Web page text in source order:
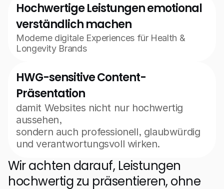
Hochwertige Leistungen emotional
verständlich machen
Moderne digitale Experiences für Health &
Longevity Brands
HWG-sensitive Content-
Präsentation
damit Websites nicht nur hochwertig
aussehen,
sondern auch professionell, glaubwürdig
und verantwortungsvoll wirken.
Wir achten darauf, Leistungen
hochwertig zu präsentieren, ohne